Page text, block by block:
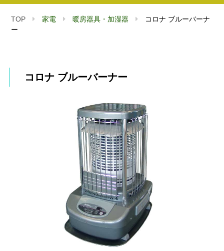
TOP 家電 暖房器具・加湿器
コロナ ブルーバーナ
ー
コロナ ブルーバーナー